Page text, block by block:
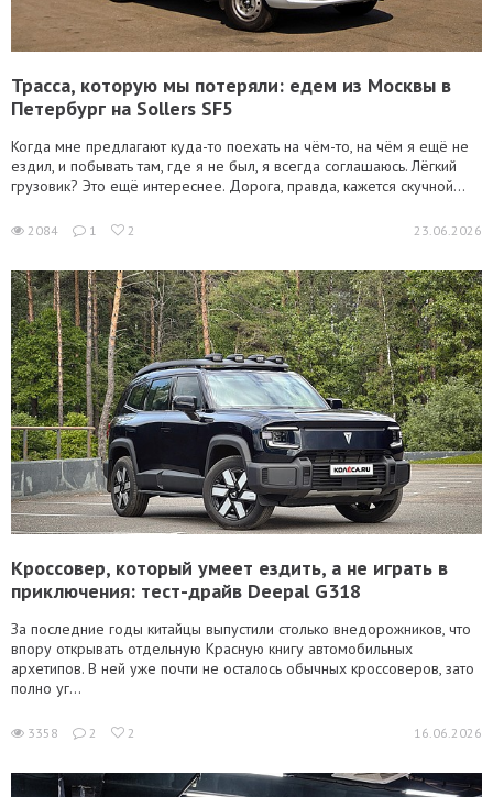
Трасса, которую мы потеряли: едем из Москвы в
Петербург на Sollers SF5
Когда мне предлагают куда-то поехать на чём-то, на чём я ещё не
ездил, и побывать там, где я не был, я всегда соглашаюсь. Лёгкий
грузовик? Это ещё интереснее. Дорога, правда, кажется скучной...
2084 1 2 23.06.2026
Кроссовер, который умеет ездить, а не играть в
приключения: тест-драйв Deepal G318
За последние годы китайцы выпустили столько внедорожников, что
впору открывать отдельную Красную книгу автомобильных
архетипов. В ней уже почти не осталось обычных кроссоверов, зато
полно уг...
3358 2 2 16.06.2026